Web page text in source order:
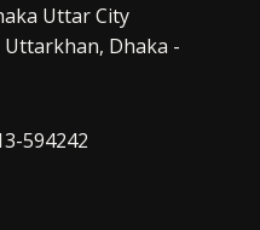
Uttar City
Dhaka -
594242